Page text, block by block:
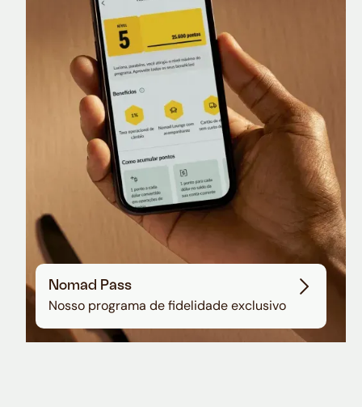
Nomad Lounge
Sala VIP no Aeroporto de Guarulhos
Nomad Pass
Nosso programa de fidelidade exclusivo